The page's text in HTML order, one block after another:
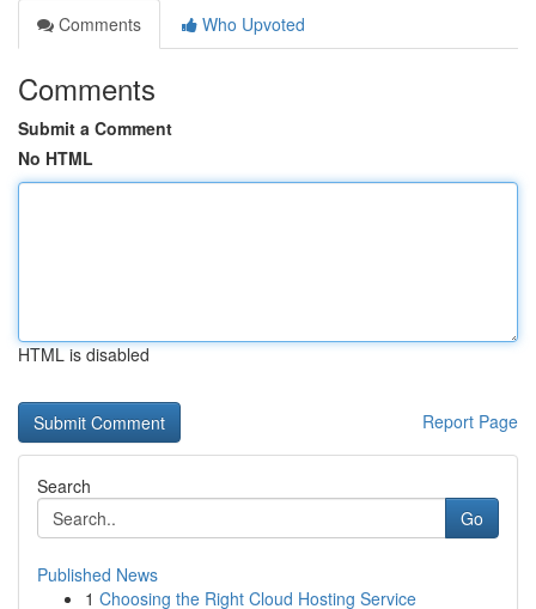
Comments
Who Upvoted
Comments
Submit a Comment
No HTML
HTML is disabled
Report Page
Search
Go
Published News
1 Choosing the Right Cloud Hosting Service